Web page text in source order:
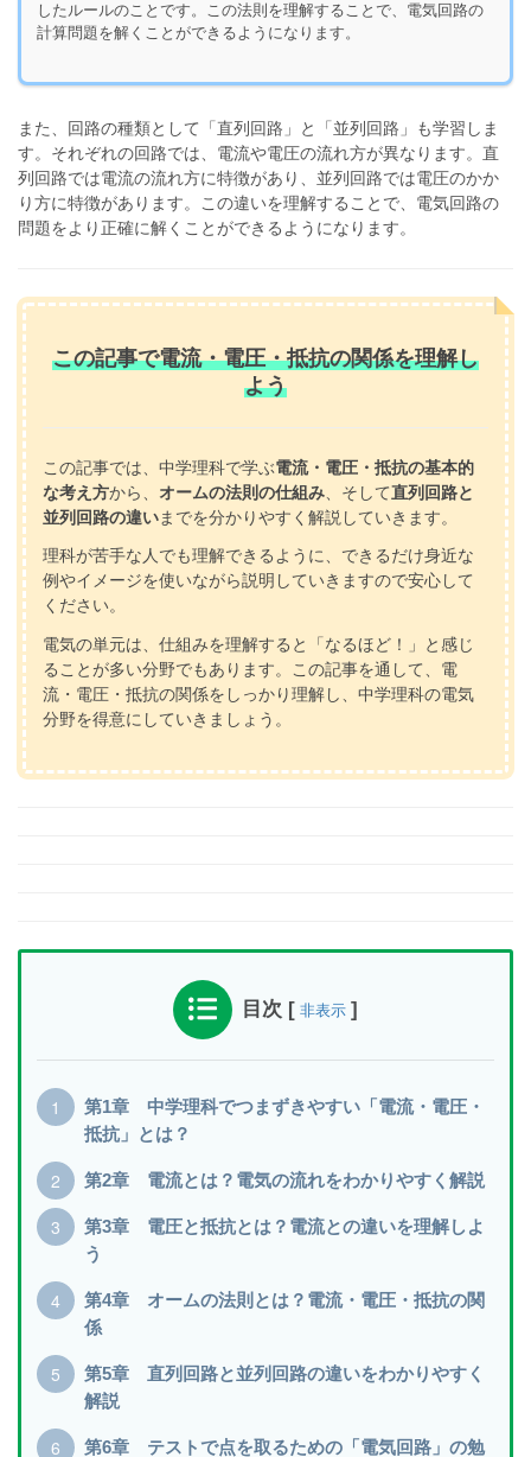
したルールのことです。この法則を理解することで、電気回路の
計算問題を解くことができるようになります。
また、回路の種類として「直列回路」と「並列回路」も学習しま
す。それぞれの回路では、電流や電圧の流れ方が異なります。直
列回路では電流の流れ方に特徴があり、並列回路では電圧のかか
り方に特徴があります。この違いを理解することで、電気回路の
問題をより正確に解くことができるようになります。
この記事で電流・電圧・抵抗の関係を理解し
よう
この記事では、中学理科で学ぶ電流・電圧・抵抗の基本的
な考え方から、 オームの法則の仕組み 、そして直列回路と
並列回路の違いまでを分かりやすく解説していきます。
理科が苦手な人でも理解できるように、できるだけ身近な
例やイメージを使いながら説明していきますので安心して
ください。
電気の単元は、仕組みを理解すると「なるほど！」と感じ
ることが多い分野でもあります。この記事を通して、電
流・電圧・抵抗の関係をしっかり理解し、中学理科の電気
分野を得意にしていきましょう。
目次 [ 非表示 ]
第1章 中学理科でつまずきやすい「電流・電圧・
抵抗」とは？
第2章 電流とは？電気の流れをわかりやすく解説
第3章 電圧と抵抗とは？電流との違いを理解しよ
う
第4章 オームの法則とは？電流・電圧・抵抗の関
係
第5章 直列回路と並列回路の違いをわかりやすく
解説
第6章 テストで点を取るための「電気回路」の勉